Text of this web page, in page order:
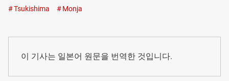
Tsukishima Monja
이 기사는 일본어 원문을 번역한 것입니다.